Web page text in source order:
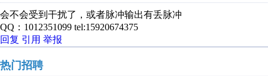
会不会受到干扰了，或者脉冲输出有丢脉冲
QQ：1012351099 tel:15920674375
回复 引用 举报
热门招聘